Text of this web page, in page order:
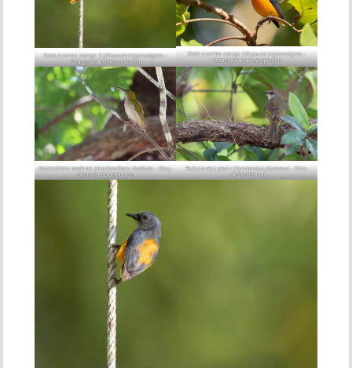
Dicée à ventre orange 3 (Dicaeum trigonostigma–
Orange-bellied Flowerpecker)
Dicée à ventre orange (Dicaeum trigonostigma–
Orange-bellied Flowerpecker)
Arachnothère modeste (Arachnothera modesta– Grey-
breasted Spiderhunter)
Bulbul à ailes olives (Pycnonotus plumosus– Olive-
winged Bulbul)